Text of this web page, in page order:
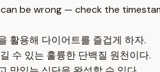
be wrong — check the
활용해 다이어트를 즐겁게 하자.
수 있는 훌륭한 단백질 원천이다.